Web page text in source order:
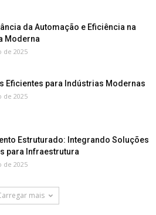
da Automação e Eficiência na
Moderna
de 2025
Eficientes para Indústrias Modernas
de 2025
Estruturado: Integrando Soluções
para Infraestrutura
de 2025
mais